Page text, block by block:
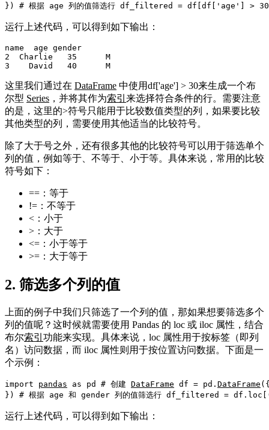
}) # 根据 age 列的值筛选行 df_filtered = df df 'age' ] >
运行上述代码，可以得到如下输出：
name  age gender
2  Charlie   35      M
3    David   40      M
这里我们通过在 DataFrame 中使用df['age'] > 30来生成一个布
尔型 Series ，并将其作为索引 来选择符合条件的行。需要注意
的是，这里的>符号只能用于比较数值类型的列，如果要比较
其他类型的列，需要使用其他适当的比较符号。
除了大于号之外，还有很多其他的比较符号可以用于筛选单个
列的值，例如等于、不等于、小于等。具体来说，常用的比较
符号如下：
==：等于
!=：不等于
<：小于
>：大于
<=：小于等于
>=：大于等于
2. 筛选多个列的值
上面的例子中我们只筛选了一个列的值，那如果想要筛选多个
列的值呢？这时候就需要使用 Pandas 的 loc 或 iloc 属性，结合
布尔索引 功能来实现。具体来说，loc 属性用于按标签（即列
名）访问数据，而 iloc 属性则用于按位置访问数据。下面是一
个示例：
import pandas as pd # 创建 DataFrame df = pd. DataFrame
}) # 根据 age 和 gender 列的值筛选行 df_filtered =
运行上述代码，可以得到如下输出：